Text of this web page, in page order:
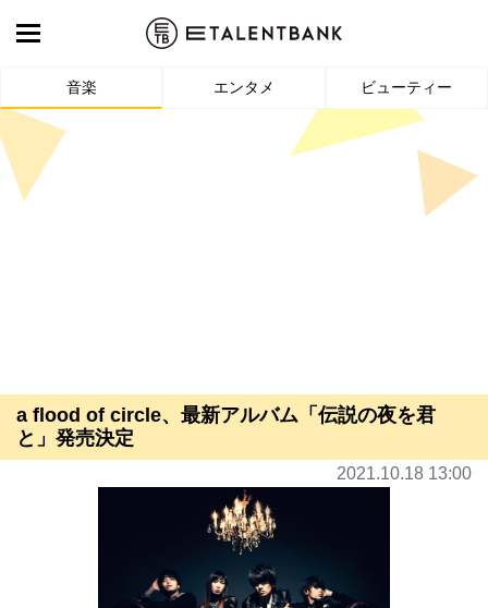
音楽 エンタメ ビューティー
a flood of circle、最新アルバム「伝説の夜を君
と」発売決定
2021.10.18 13:00